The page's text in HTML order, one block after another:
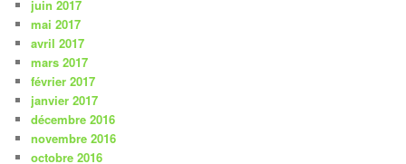
juin 2017
mai 2017
avril 2017
mars 2017
février 2017
janvier 2017
décembre 2016
novembre 2016
octobre 2016